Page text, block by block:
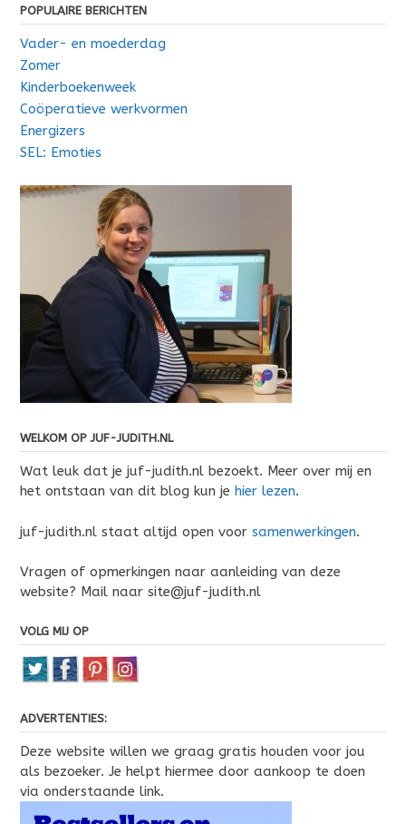
POPULAIRE BERICHTEN
Vader- en moederdag
Zomer
Kinderboekenweek
Coöperatieve werkvormen
Energizers
SEL: Emoties
WELKOM OP JUF-JUDITH.NL
Wat leuk dat je juf-judith.nl bezoekt. Meer over mij en
het ontstaan van dit blog kun je hier lezen.
juf-judith.nl staat altijd open voor samenwerkingen.
Vragen of opmerkingen naar aanleiding van deze
website? Mail naar site@juf-judith.nl
VOLG MIJ OP
ADVERTENTIES:
Deze website willen we graag gratis houden voor jou
als bezoeker. Je helpt hiermee door aankoop te doen
via onderstaande link.